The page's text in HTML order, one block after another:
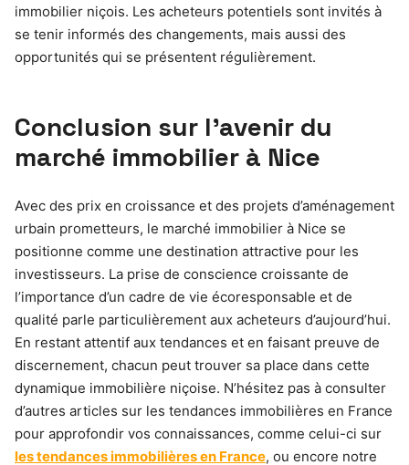
immobilier niçois. Les acheteurs potentiels sont invités à
se tenir informés des changements, mais aussi des
opportunités qui se présentent régulièrement.
Conclusion sur l’avenir du
marché immobilier à Nice
Avec des prix en croissance et des projets d’aménagement
urbain prometteurs, le marché immobilier à Nice se
positionne comme une destination attractive pour les
investisseurs. La prise de conscience croissante de
l’importance d’un cadre de vie écoresponsable et de
qualité parle particulièrement aux acheteurs d’aujourd’hui.
En restant attentif aux tendances et en faisant preuve de
discernement, chacun peut trouver sa place dans cette
dynamique immobilière niçoise. N’hésitez pas à consulter
d’autres articles sur les tendances immobilières en France
pour approfondir vos connaissances, comme celui-ci sur
les tendances immobilières en France, ou encore notre